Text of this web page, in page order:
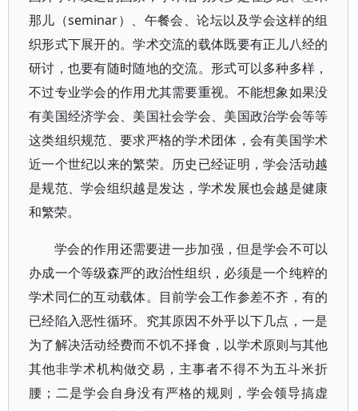
那儿（seminar）、午餐会、论坛以及学会这样的组
织形式下展开的。学术交流的载体既要有正儿八经的
研讨，也要有随时随地的交流。形式可以多种多样，
不过专业学会的作用尤其需要重视。不能想象如果没
有美国经济学会、美国社会学会、美国政治学会等等
这类组织规范、要求严格的学术团体，会有美国学术
近一个世纪以来的繁荣。历史已经证明，学会活动越
是规范、学会组织越是发达，学术发展也会越是健康
和繁荣。
学会的作用还需要进一步加强，但是学会不可以
办成一个等级森严的政治性组织，必须是一个纯粹的
学术同仁的互动载体。目前学会工作参差不齐，有的
已经陷入恶性循环。究其原因不外乎以下几点，一是
为了解决活动经费而不饥不择食，以学术原则与其他
其他非学术机构做交易，主事者不得不为五斗米折
腰；二是学会自身没有严格的规则，学会领导搞虚